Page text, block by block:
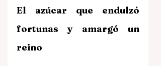
El azúcar que endulzó
fortunas y amargó un
reino